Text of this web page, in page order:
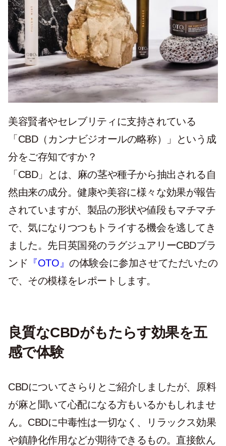
美容賢者やセレブリティに支持されている
「CBD（カンナビジオールの略称）」という成
分をご存知ですか？
「CBD」とは、麻の茎や種子から抽出される自
然由来の成分。健康や美容に様々な効果が報告
されていますが、製品の形状や値段もマチマチ
で、気になりつつもトライする機会を逃してき
ました。先日英国発のラグジュアリーCBDブラ
ンド 『OTO』の体験会に参加させてただいたの
で、その模様をレポートします。
良質なCBDがもたらす効果を五
感で体験
CBDについてさらりとご紹介しましたが、原料
が麻と聞いて心配になる方もいるかもしれませ
ん。CBDに中毒性は一切なく、リラックス効果
や鎮静化作用などが期待できるもの。直接飲ん